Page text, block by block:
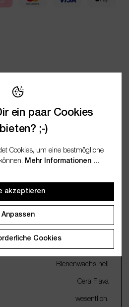
Klassiker unter den
Bienenwachs hell
Cera Flava
wesentlich.
ein paar Cookies
;-)
Cookies, um eine bestmögliche
Mehr Informationen ...
akzeptieren
Anpassen
Cookies